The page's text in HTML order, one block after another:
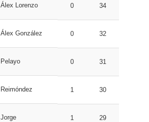
Álex Lorenzo 0 34
Álex González 0 32
Pelayo 0 31
Reimóndez 1 30
Jorge 1 29